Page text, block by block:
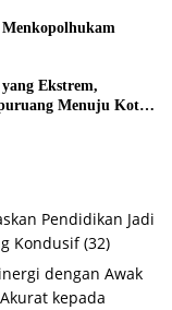
Ekstrem,
Menuju Koto
Pendidikan Jadi
Kondusif (32)
dengan Awak
kepada